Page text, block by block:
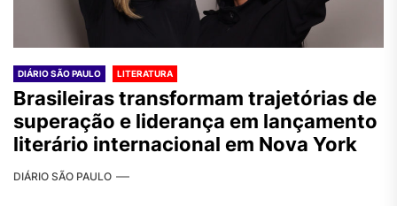
DIÁRIO SÃO PAULO LITERATURA
Brasileiras transformam trajetórias de
superação e liderança em lançamento
literário internacional em Nova York
DIÁRIO SÃO PAULO